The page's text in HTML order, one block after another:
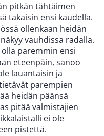
pitkän tähtäimen
takaisin ensi kaudella.
ollenkaan heidän
vauhdissa radalla.
paremmin ensi
eteenpäin, sanoo
lauantaisin ja
parempien
heidän päänsä
pitää valmistajien
ei ole
pistettä.